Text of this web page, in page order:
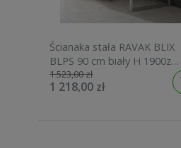
Ścianaka stała RAVAK BLIX
BLPS 90 cm biały H 1900z
powłoką anticalc
1 523,00 zł
1 218,00 zł